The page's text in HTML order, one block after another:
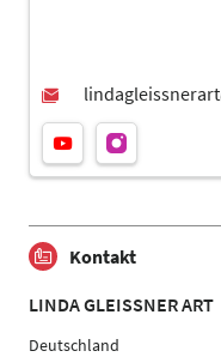
Kontakt
LINDA GLEISSNER ART
Deutschland